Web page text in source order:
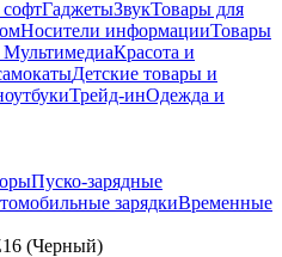
ГаджетыЗвукТовары для
Носители информацииТовары
Красота и
Детские товары и
Трейд-инОдежда и
Пуско-зарядные
зарядкиВременные
(Черный)